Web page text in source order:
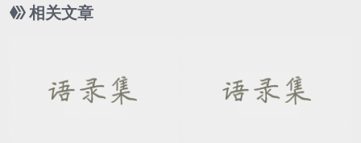
相关文章